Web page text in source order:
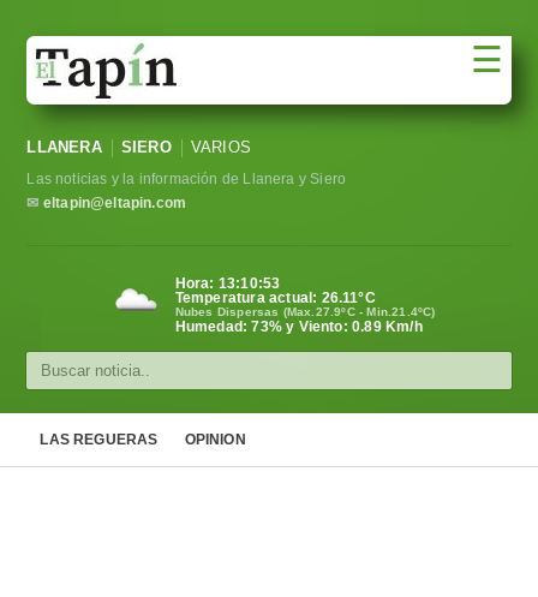
Sociedad
Política
Cultura
☰
LLANERA SIERO VARIOS
Las noticias y la información de Llanera y Siero
✉ eltapin@eltapin.com
Hora: 13:10:54
Temperatura actual: 26.11°C
Nubes Dispersas (Max.27.9ºC - Min.21.4ºC)
Humedad: 73% y Viento: 0.89 Km/h
LAS REGUERAS OPINION